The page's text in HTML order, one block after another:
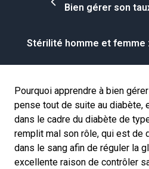
Bien gérer son
Stérilité homme et femme
Pourquoi apprendre à bien
pense tout de suite au diabète,
dans le cadre du diabète de
remplit mal son rôle, qui est de
dans le sang afin de réguler la
excellente raison de contrôler